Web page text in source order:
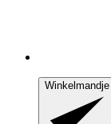
Winkelmandje